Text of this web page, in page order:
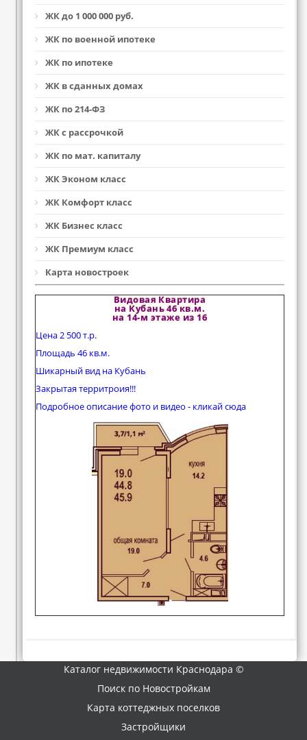
ЖК до 1 000 000 руб.
ЖК по военной ипотеке
ЖК по ипотеке
ЖК в сданных домах
ЖК по 214-ФЗ
ЖК с рассрочкой
ЖК по мат. капиталу
ЖК Эконом класс
ЖК Комфорт класс
ЖК Бизнес класс
ЖК Премиум класс
Карта новостроек
Видовая Квартира
на Кубань 46 кв.м.
на 14-м этаже из 16
Цена 2 500 т.р.
Площадь 46 кв.м.
Шикарный вид на Кубань
Закрытая территроия!!!
Подробное описание фото и видео - кликай сюда
Каталог недвижимости Краснодара ©
Поиск по Новостройкам
Карта коттеджных поселков
Застройщики